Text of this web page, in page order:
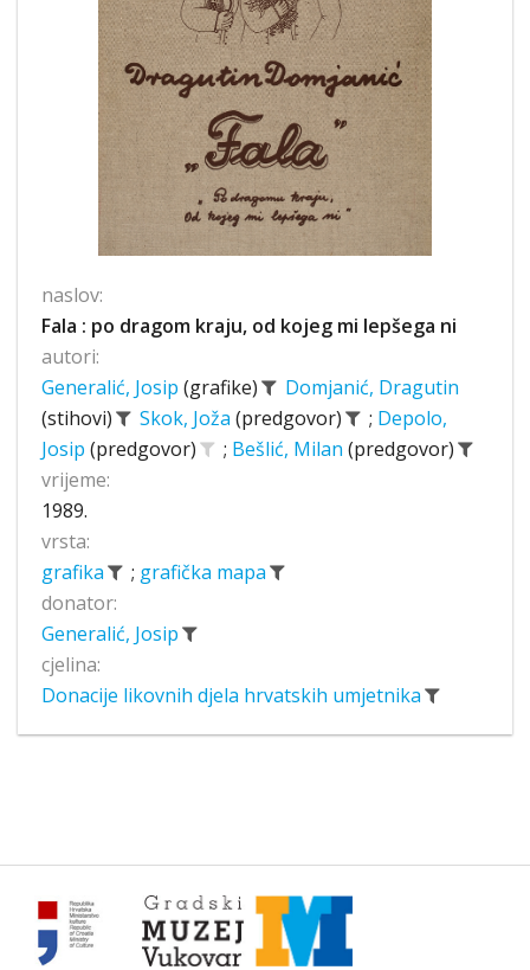
naslov:
Fala : po dragom kraju, od kojeg mi lepšega ni
autori:
Generalić, Josip (grafike)
Domjanić, Dragutin
(stihovi)
Skok, Joža (predgovor) ; Depolo,
Josip (predgovor) ; Bešlić, Milan (predgovor)
vrijeme:
1989.
vrsta:
grafika
; grafička mapa
donator:
Generalić, Josip
cjelina:
Donacije likovnih djela hrvatskih umjetnika